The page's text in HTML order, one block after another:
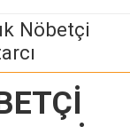
Nöbetçi